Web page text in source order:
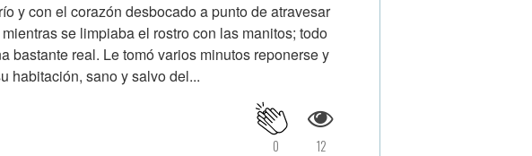
y con el corazón desbocado a punto de atravesar
se limpiaba el rostro con las manitos; todo
bastante real. Le tomó varios minutos reponerse y
habitación, sano y salvo del...
12
0